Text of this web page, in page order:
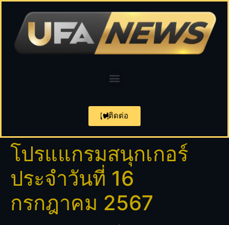
ติดต่อ
โปรแแกรมสนุกเกอร์
ประจำวันที่ 16
กรกฎาคม 2567